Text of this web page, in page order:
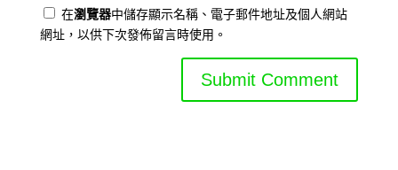
在瀏覽器中儲存顯示名稱、電子郵件地址及個人網站
網址，以供下次發佈留言時使用。